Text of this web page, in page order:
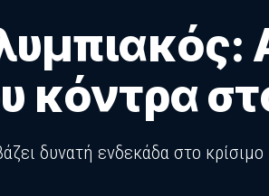
κόντρα
δυνατή ενδεκάδα στο